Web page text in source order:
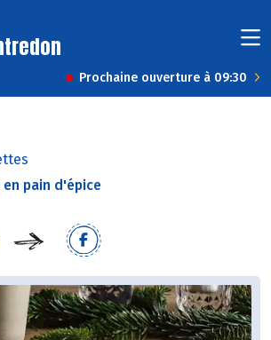
Prochaine ouverture à 09:30
pain d'épice